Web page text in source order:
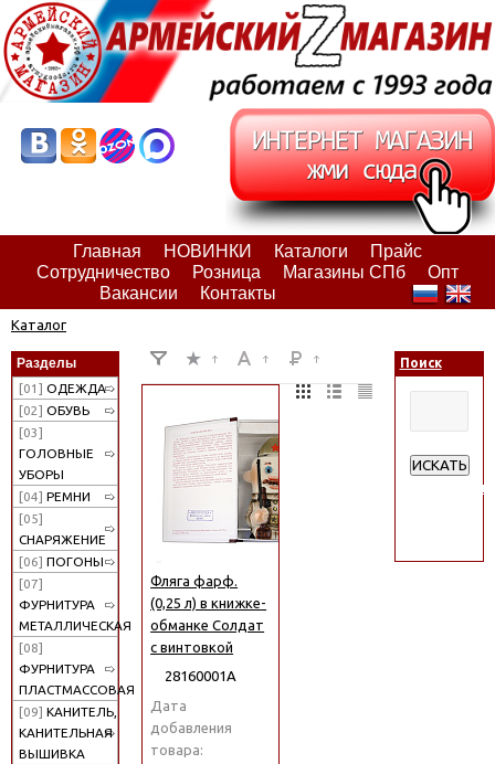
Главная НОВИНКИ Каталоги
Прайс
Сотрудничество
Розница Магазины СПб
Опт
Вакансии
Контакты
Каталог
Разделы
[01] ОДЕЖДА
[02] ОБУВЬ
[03]
ГОЛОВНЫЕ
УБОРЫ
[04] РЕМНИ
[05]
СНАРЯЖЕНИЕ
[06] ПОГОНЫ
[07]
ФУРНИТУРА
МЕТАЛЛИЧЕСКАЯ
[08]
ФУРНИТУРА
ПЛАСТМАССОВАЯ
[09] КАНИТЕЛЬ,
КАНИТЕЛЬНАЯ
ВЫШИВКА
Фляга фарф.
(0,25 л) в книжке-
обманке Солдат
с винтовкой
28160001А
Дата
добавления
товара:
Поиск
ИСКАТЬ